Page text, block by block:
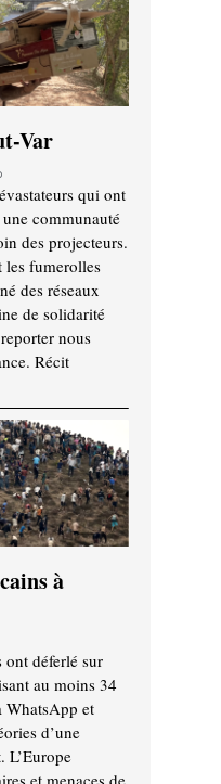
Var
qui ont
communauté
des projecteurs.
les fumerolles
des réseaux
de solidarité
nous
Récit
à
ont déferlé sur
au moins 34
WhatsApp et
d’une
L’Europe